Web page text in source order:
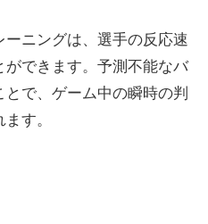
ニングは、選手の反応速
ができます。予測不能なバ
で、ゲーム中の瞬時の判
す。